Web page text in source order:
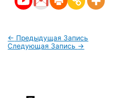
← Предыдущая Запись
Следующая Запись →